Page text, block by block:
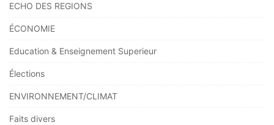
ECHO DES REGIONS
ÉCONOMIE
Education & Enseignement Superieur
Élections
ENVIRONNEMENT/CLIMAT
Faits divers